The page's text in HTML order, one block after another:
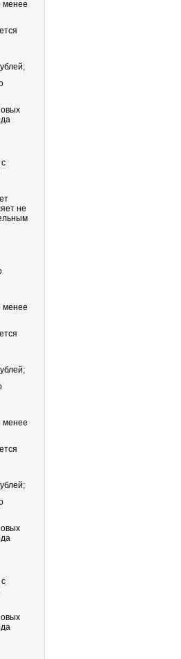
менее
не
менее
менее